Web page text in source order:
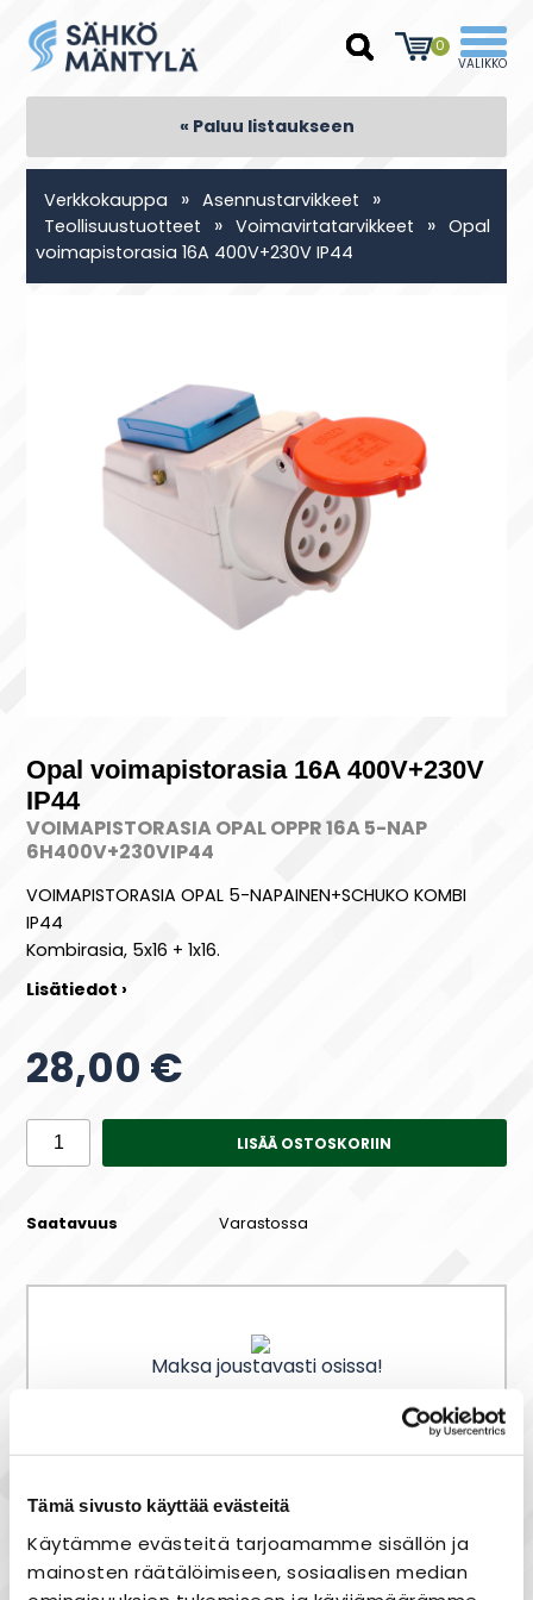
Tämä sivusto käyttää evästeitä
Käytämme evästeitä tarjoamamme sisällön ja
mainosten räätälöimiseen, sosiaalisen median
0
« Paluu listaukseen
Verkkokauppa » Asennustarvikkeet »
Teollisuustuotteet » Voimavirtatarvikkeet » Opal
voimapistorasia 16A 400V+230V IP44
Opal voimapistorasia 16A 400V+230V
IP44
VOIMAPISTORASIA OPAL OPPR 16A 5-NAP
6H400V+230VIP44
VOIMAPISTORASIA OPAL 5-NAPAINEN+SCHUKO KOMBI
IP44
Kombirasia, 5x16 + 1x16.
Lisätiedot ›
28,00 €
LISÄÄ OSTOSKORIIN
Saatavuus Varastossa
Maksa joustavasti osissa!
Joustavat maksutavat